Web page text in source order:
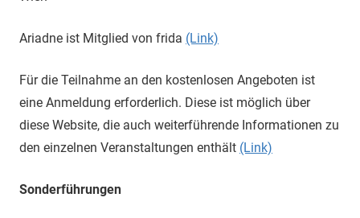
Ariadne ist Mitglied von frida (Link)
Für die Teilnahme an den kostenlosen Angeboten ist
eine Anmeldung erforderlich. Diese ist möglich über
diese Website, die auch weiterführende Informationen zu
den einzelnen Veranstaltungen enthält (Link)
Sonderführungen